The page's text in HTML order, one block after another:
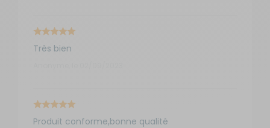
Très bien
Produit conforme,bonne qualité